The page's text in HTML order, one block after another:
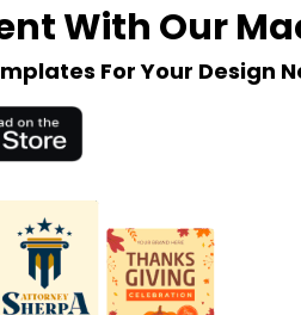
With Our
For Your Design